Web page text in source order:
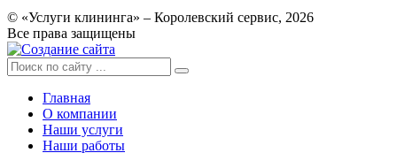
© «Услуги клининга» – Королевский сервис, 2026
Все права защищены
Главная
О компании
Наши услуги
Наши работы